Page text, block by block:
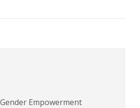
Empowerment